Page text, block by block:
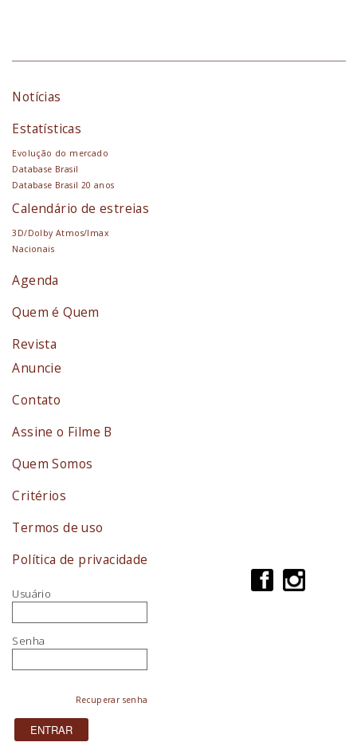
Notícias
Estatísticas
Evolução do mercado
Database Brasil
Database Brasil 20 anos
Calendário de estreias
3D/Dolby Atmos/Imax
Nacionais
Agenda
Quem é Quem
Revista
Anuncie
Contato
Assine o Filme B
Quem Somos
Critérios
Termos de uso
Política de privacidade
Usuário
Senha
Recuperar senha